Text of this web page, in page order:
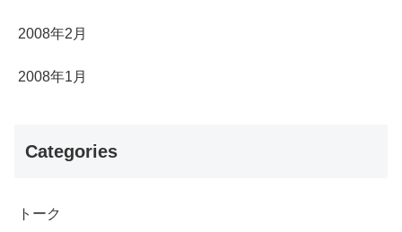
2008年2月
2008年1月
Categories
トーク